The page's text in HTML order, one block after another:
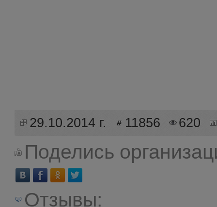
29.10.2014 г. 11856 620
Поделись
Отзывы: